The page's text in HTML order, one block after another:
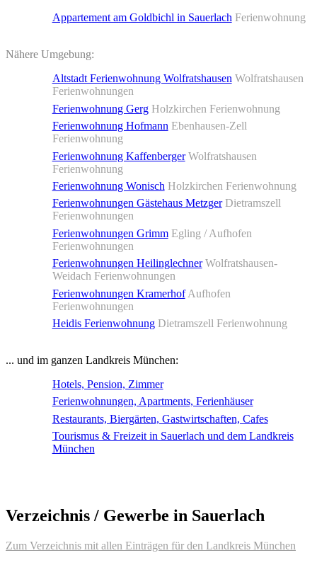
Appartement am Goldbichl in Sauerlach Ferienwohnung
Nähere Umgebung:
Altstadt Ferienwohnung Wolfratshausen Wolfratshausen
Ferienwohnungen
Ferienwohnung GergHolzkirchen Ferienwohnung
Ferienwohnung Hofmann Ebenhausen-Zell
Ferienwohnung
Ferienwohnung KaffenbergerWolfratshausen
Ferienwohnung
Ferienwohnung Wonisch Holzkirchen Ferienwohnung
Ferienwohnungen Gästehaus MetzgerDietramszell
Ferienwohnungen
Ferienwohnungen GrimmEgling / Aufhofen
Ferienwohnungen
Ferienwohnungen HeilinglechnerWolfratshausen-
Weidach Ferienwohnungen
Ferienwohnungen KramerhofAufhofen
Ferienwohnungen
Heidis FerienwohnungDietramszell Ferienwohnung
... und im ganzen Landkreis München:
Hotels, Pension, Zimmer
Ferienwohnungen, Apartments, Ferienhäuser
Restaurants, Biergärten, Gastwirtschaften, Cafes
Tourismus & Freizeit in Sauerlach und dem Landkreis
München
Verzeichnis / Gewerbe in Sauerlach
Zum Verzeichnis mit allen Einträgen für den Landkreis München